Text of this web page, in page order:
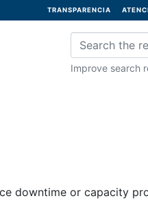
TRANSPARENCIA
Improve search
downtime or capacity